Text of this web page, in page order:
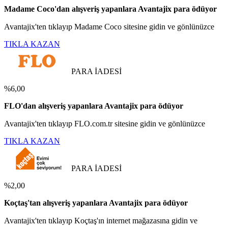
Madame Coco'dan alışveriş yapanlara Avantajix para ödüyor
Avantajix'ten tıklayıp Madame Coco sitesine gidin ve gönlünüzce
TIKLA KAZAN
PARA İADESİ
%6,00
FLO'dan alışveriş yapanlara Avantajix para ödüyor
Avantajix'ten tıklayıp FLO.com.tr sitesine gidin ve gönlünüzce
TIKLA KAZAN
PARA İADESİ
%2,00
Koçtaş'tan alışveriş yapanlara Avantajix para ödüyor
Avantajix'ten tıklayıp Koçtaş'ın internet mağazasına gidin ve